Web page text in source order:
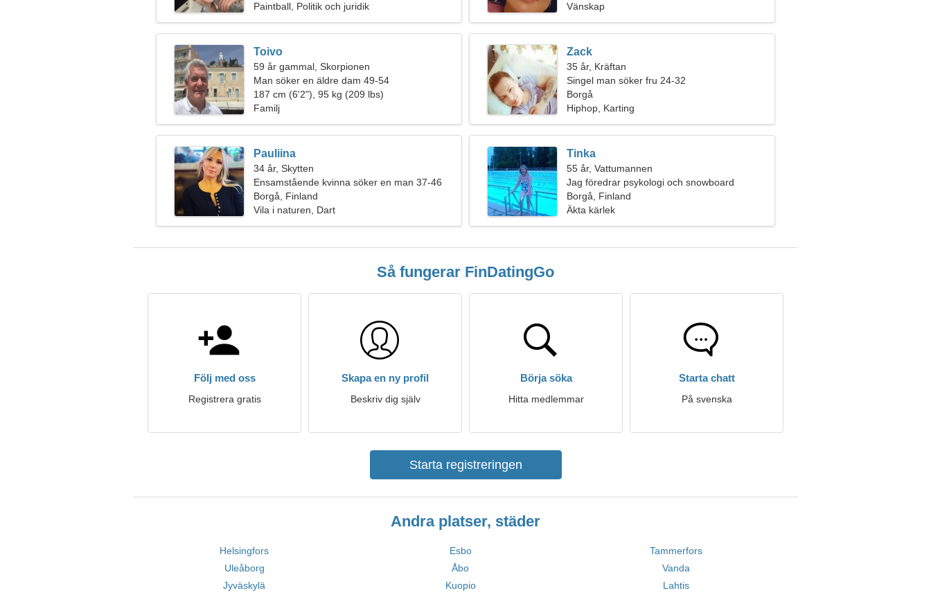
Paintball, Politik och juridik
Vänskap
Toivo
59 år gammal, Skorpionen
Man söker en äldre dam 49-54
187 cm (6'2"), 95 kg (209 lbs)
Familj
Zack
35 år, Kräftan
Singel man söker fru 24-32
Borgå
Hiphop, Karting
Pauliina
34 år, Skytten
Ensamstående kvinna söker en man 37-46
Borgå, Finland
Vila i naturen, Dart
Tinka
55 år, Vattumannen
Jag föredrar psykologi och snowboard
Borgå, Finland
Äkta kärlek
Så fungerar FinDatingGo
Följ med oss
Registrera gratis
Skapa en ny profil
Beskriv dig själv
Börja söka
Hitta medlemmar
Starta chatt
På svenska
Starta registreringen
Andra platser, städer
Helsingfors Esbo
Tammerfors
Uleåborg
Åbo
Vanda
Jyväskylä
Kuopio Lahtis